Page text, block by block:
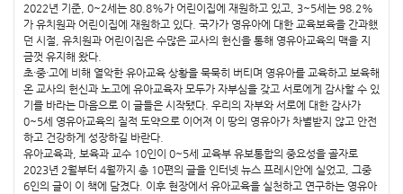
2022년 기준, 0~2세는 80.8%가 어린이집에 재원하고 있고, 3~5세는 98.2%
가 유치원과 어린이집에 재원하고 있다. 국가가 영유아에 대한 교육보육을 간과했
던 시절, 유치원과 어린이집은 수많은 교사의 헌신을 통해 영유아교육의 맥을 지
금껏 유지해 왔다.
초·중·고에 비해 열악한 유아교육 상황을 묵묵히 버티며 영유아를 교육하고 보육해
온 교사의 헌신과 노고에 유아교육자 모두가 자부심을 갖고 서로에게 감사할 수 있
기를 바라는 마음으로 이 글들은 시작됐다. 우리의 자부와 서로에 대한 감사가
0~5세 영유아교육의 질적 도약으로 이어져 이 땅의 영유아가 차별받지 않고 안전
하고 건강하게 성장하길 바란다.
유아교육과, 보육과 교수 10인이 0~5세 교육부 유보통합의 중요성을 골자로
2023년 2월부터 4월까지 총 10편의 글을 인터넷 뉴스 프레시안에 실었고, 그중
6인의 글이 이 책에 담겼다. 이후 현장에서 유아교육을 실천하고 연구하는 영유아